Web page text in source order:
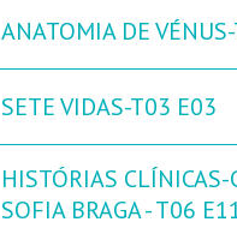
ANATOMIA DE
SETE VIDAS-T03 E03
HISTÓRIAS CLÍNICAS-
SOFIA BRAGA - T06